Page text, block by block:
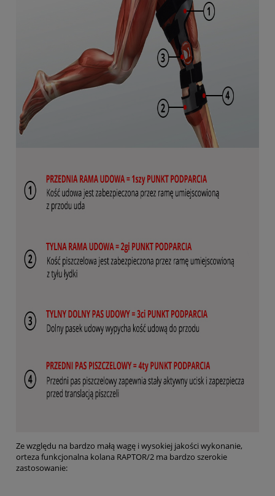
Ze względu na bardzo małą wagę i wysokiej jakości wykonanie,
orteza funkcjonalna kolana RAPTOR/2 ma bardzo szerokie
zastosowanie: